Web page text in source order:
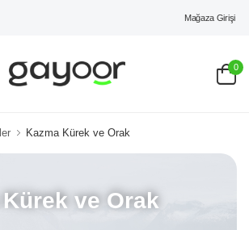
Mağaza Girişi
0
Kazma Kürek ve Orak
ve Orak